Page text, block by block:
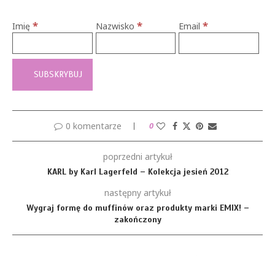
Imię * Nazwisko * Email*
0 komentarze 0
poprzedni artykuł
KARL by Karl Lagerfeld – Kolekcja jesień 2012
następny artykuł
Wygraj formę do muffinów oraz produkty marki EMIX! –
zakończony